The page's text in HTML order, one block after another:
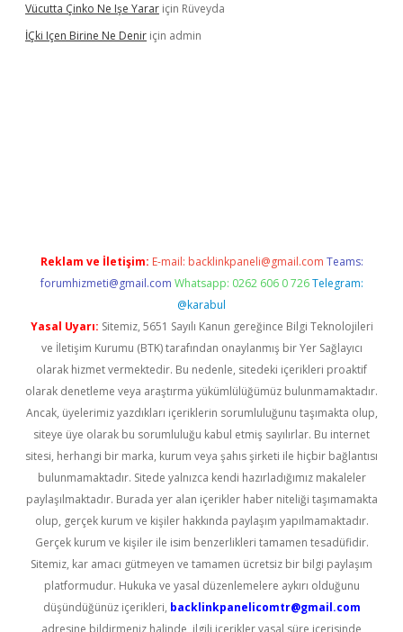
Vücutta Çinko Ne Işe Yarar için Rüveyda
İÇki Içen Birine Ne Denir için admin
Reklam ve İletişim: E-mail: backlinkpaneli@gmail.com Teams:
forumhizmeti@gmail.com Whatsapp: 0262 606 0 726 Telegram:
@karabul
Yasal Uyarı: Sitemiz, 5651 Sayılı Kanun gereğince Bilgi Teknolojileri
ve İletişim Kurumu (BTK) tarafından onaylanmış bir Yer Sağlayıcı
olarak hizmet vermektedir. Bu nedenle, sitedeki içerikleri proaktif
olarak denetleme veya araştırma yükümlülüğümüz bulunmamaktadır.
Ancak, üyelerimiz yazdıkları içeriklerin sorumluluğunu taşımakta olup,
siteye üye olarak bu sorumluluğu kabul etmiş sayılırlar. Bu internet
sitesi, herhangi bir marka, kurum veya şahıs şirketi ile hiçbir bağlantısı
bulunmamaktadır. Sitede yalnızca kendi hazırladığımız makaleler
paylaşılmaktadır. Burada yer alan içerikler haber niteliği taşımamakta
olup, gerçek kurum ve kişiler hakkında paylaşım yapılmamaktadır.
Gerçek kurum ve kişiler ile isim benzerlikleri tamamen tesadüfidir.
Sitemiz, kar amacı gütmeyen ve tamamen ücretsiz bir bilgi paylaşım
platformudur. Hukuka ve yasal düzenlemelere aykırı olduğunu
düşündüğünüz içerikleri, backlinkpanelicomtr@gmail.com
adresine bildirmeniz halinde, ilgili içerikler yasal süre içerisinde